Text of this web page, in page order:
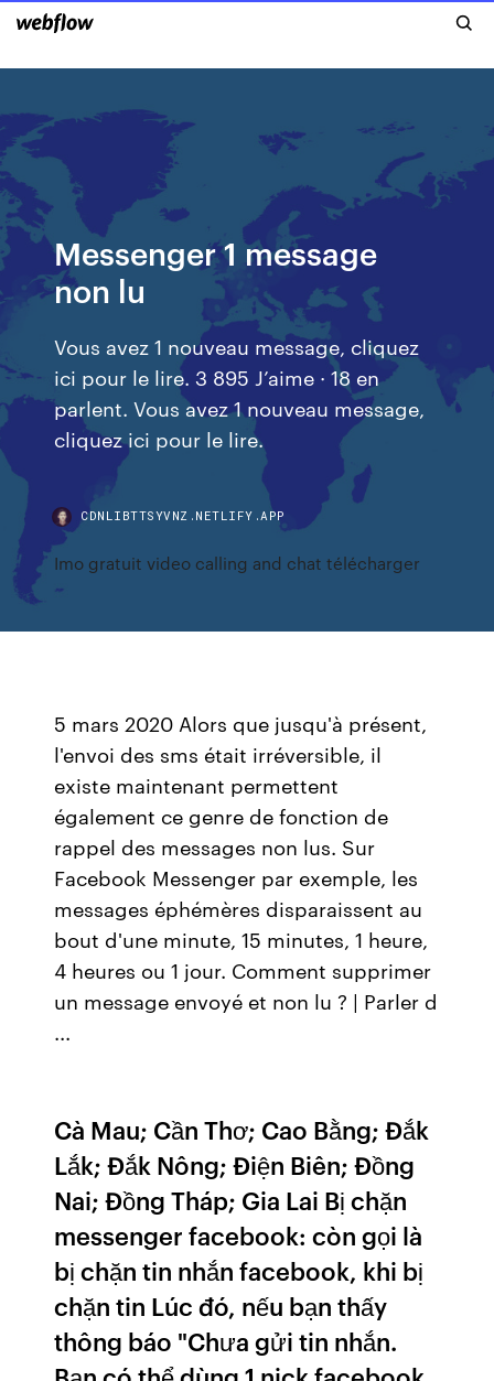
Messenger 1 message
non lu
Vous avez 1 nouveau message, cliquez
ici pour le lire. 3 895 J’aime · 18 en
parlent. Vous avez 1 nouveau message,
cliquez ici pour le lire.
CDNLIBTTSYVNZ.NETLIFY.APP
Imo gratuit video calling and chat télécharger
5 mars 2020 Alors que jusqu'à présent,
l'envoi des sms était irréversible, il
existe maintenant permettent
également ce genre de fonction de
rappel des messages non lus. Sur
Facebook Messenger par exemple, les
messages éphémères disparaissent au
bout d'une minute, 15 minutes, 1 heure,
4 heures ou 1 jour. Comment supprimer
un message envoyé et non lu ? | Parler d
...
Cà Mau; Cần Thơ; Cao Bằng; Đắk
Lắk; Đắk Nông; Điện Biên; Đồng
Nai; Đồng Tháp; Gia Lai Bị chặn
messenger facebook: còn gọi là
bị chặn tin nhắn facebook, khi bị
chặn tin Lúc đó, nếu bạn thấy
thông báo "Chưa gửi tin nhắn.